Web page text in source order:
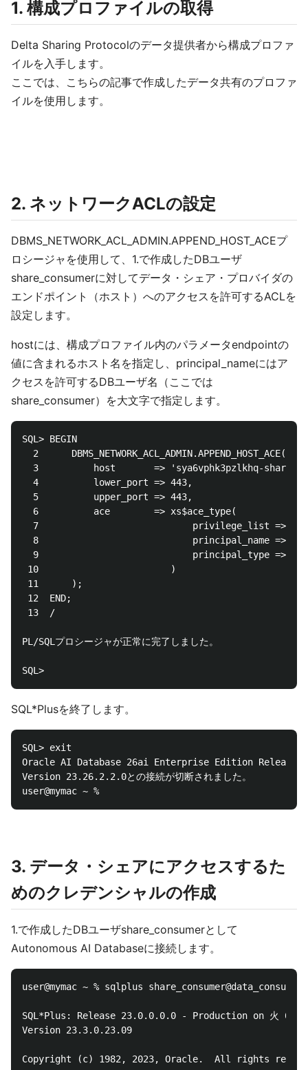
1. 構成プロファイルの取得
Delta Sharing Protocolのデータ提供者から構成プロファ
イルを入手します。
ここでは、こちらの記事で作成したデータ共有のプロファ
イルを使用します。
2. ネットワークACLの設定
DBMS_NETWORK_ACL_ADMIN.APPEND_HOST_ACEプ
ロシージャを使用して、1.で作成したDBユーザ
share_consumerに対してデータ・シェア・プロバイダの
エンドポイント（ホスト）へのアクセスを許可するACLを
設定します。
hostには、構成プロファイル内のパラメータendpointの
値に含まれるホスト名を指定し、principal_nameにはア
クセスを許可するDBユーザ名（ここでは
share_consumer）を大文字で指定します。
SQL> BEGIN
  2      DBMS_NETWORK_ACL_ADMIN.APPEND_HOST_ACE(
3          host       => 'sya6vphk3pzlkhq-
  4          lower_port => 443,
  5          upper_port => 443,
  6          ace        => xs$ace_type(
7                            privilege_list =>
8                            principal_name =>
9                            principal_type =>
10                        )
11      );
12  END;
13  /
PL/SQLプロシージャが正常に完了しました。
SQL*Plusを終了します。
SQL> exit
Oracle AI Database 26ai Enterprise Edition Release
Version 23.26.2.2.0との接続が切断されました。
3. データ・シェアにアクセスするた
めのクレデンシャルの作成
1.で作成したDBユーザshare_consumerとして
Autonomous AI Databaseに接続します。
user@mymac ~ % sqlplus share_consumer@data_consumer
SQL*Plus: Release 23.0.0.0.0 - Production on 火 6月
Version 23.3.0.23.09
Copyright (c) 1982, 2023, Oracle.  All rights